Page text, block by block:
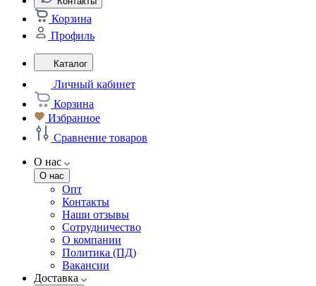
Корзина
Профиль
Каталог
Личный кабинет
Корзина
Избранное
Сравнение товаров
О нас
О нас
Опт
Контакты
Наши отзывы
Сотрудничество
О компании
Политика (ПД)
Вакансии
Доставка